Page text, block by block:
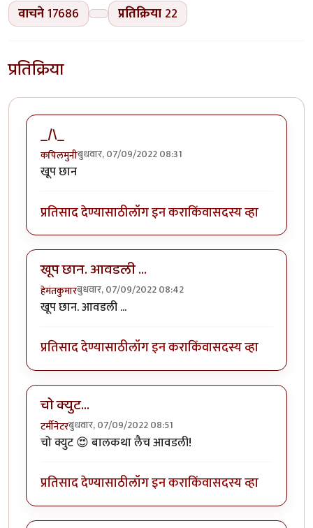
वाचने17686 प्रतिक्रिया 22
प्रतिक्रिया
_/\_
कपिलमुनीबुधवार, 07/09/2022 08:31
खूप छान
प्रतिसाद देण्यासाठीलॉग इन कराकिंवासदस्य व्हा
खूप छान. आवडली ...
हेमंतकुमारबुधवार, 07/09/2022 08:42
खूप छान. आवडली ...
प्रतिसाद देण्यासाठीलॉग इन कराकिंवासदस्य व्हा
चो क्युट...
टर्मीनेटरबुधवार, 07/09/2022 08:51
चो क्युट 😍 बालकथा लैच आवडली!
प्रतिसाद देण्यासाठीलॉग इन कराकिंवासदस्य व्हा